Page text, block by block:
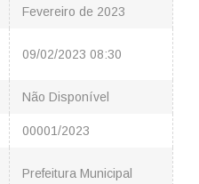
Fevereiro de 2023
09/02/2023 08:30
Não Disponível
00001/2023
Prefeitura Municipal